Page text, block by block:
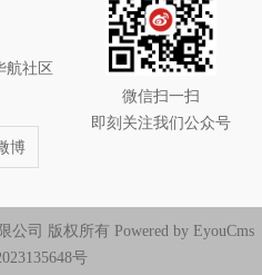
航社区
博
微信扫一扫
即刻关注我们公众号
公司 版权所有 Powered by EyouCms
号